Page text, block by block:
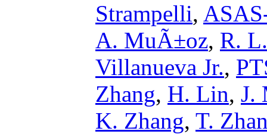
Strampelli,
A. MuÃ±oz, R.
Villanueva Jr.,
Zhang, H. Lin, J.
K. Zhang, T.